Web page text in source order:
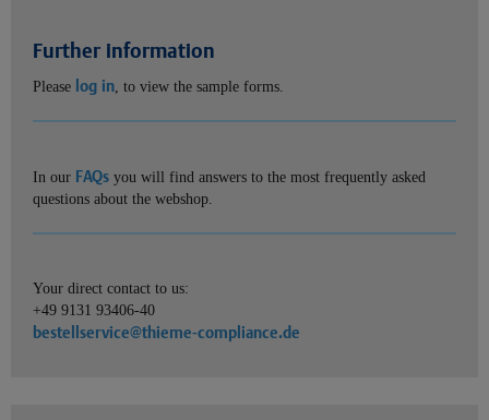
Further information
Please log in, to view the sample forms.
In our FAQs you will find answers to the most frequently asked
questions about the webshop.
Your direct contact to us:
+49 9131 93406-40
bestellservice@thieme-compliance.de